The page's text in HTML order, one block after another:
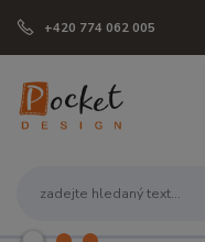
+420 774 062 005